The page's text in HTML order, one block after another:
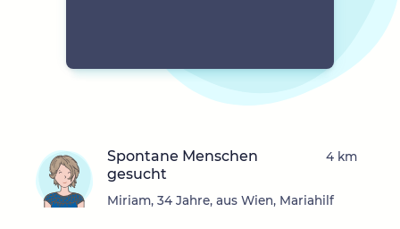
Spontane Menschen
gesucht
Miriam, 34 Jahre, aus Wien, Mariahilf
4 km